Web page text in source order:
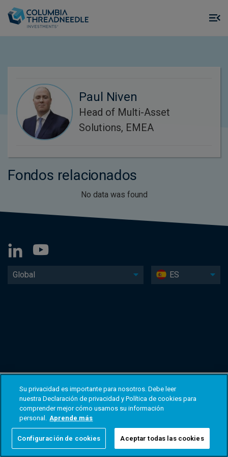
Paul Niven
Head of Multi-Asset
Solutions, EMEA
Fondos relacionados
No data was found
Global ES
Su privacidad es importante para nosotros. Debe leer
nuestra Declaración de privacidad y Política de cookies para
comprender mejor cómo usamos su información
personal. Aprende más
Configuración de cookies Aceptar todas las cookies